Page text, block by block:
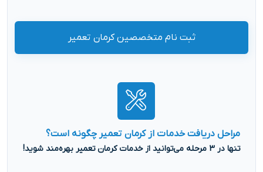
ثبت نام متخصصین کرمان تعمیر
مراحل دریافت خدمات از کرمان تعمیر چگونه است؟
تنها در 3 مرحله می‌توانید از خدمات کرمان تعمیر بهره‌مند شوید!